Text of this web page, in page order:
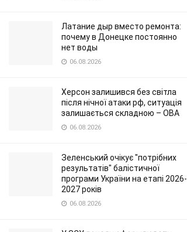
Латание дыр вместо ремонта:
почему в Донецке постоянно
нет воды
06.08.2026
Херсон залишився без світла
після нічної атаки рф, ситуація
залишається складною – ОВА
06.08.2026
Зеленський очікує "потрібних
результатів" балістичної
програми України на етапі 2026-
2027 років
06.08.2026